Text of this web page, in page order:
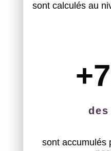
sont calculés au
sont accumulés